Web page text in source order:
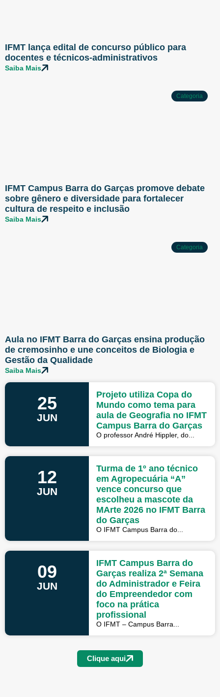
IFMT lança edital de concurso público para
docentes e técnicos-administrativos
Saiba Mais
Categoria
IFMT Campus Barra do Garças promove debate
sobre gênero e diversidade para fortalecer
cultura de respeito e inclusão
Saiba Mais
Categoria
Aula no IFMT Barra do Garças ensina produção
de cremosinho e une conceitos de Biologia e
Gestão da Qualidade
Saiba Mais
25
JUN
Projeto utiliza Copa do
Mundo como tema para
aula de Geografia no IFMT
Campus Barra do Garças
O professor André Hippler, do...
12
JUN
Turma de 1º ano técnico
em Agropecuária “A”
vence concurso que
escolheu a mascote da
MArte 2026 no IFMT Barra
do Garças
O IFMT Campus Barra do...
09
JUN
IFMT Campus Barra do
Garças realiza 2ª Semana
do Administrador e Feira
do Empreendedor com
foco na prática
profissional
O IFMT – Campus Barra...
Clique aqui